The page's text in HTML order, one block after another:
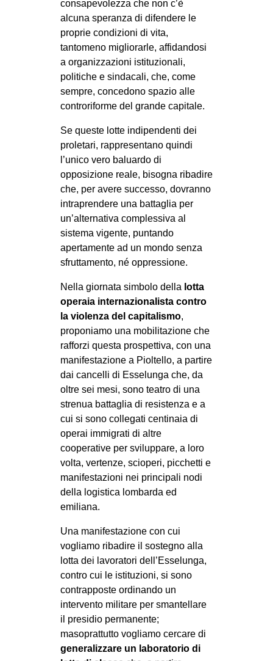
consapevolezza che non c’è
alcuna speranza di difendere le
proprie condizioni di vita,
tantomeno migliorarle, affidandosi
a organizzazioni istituzionali,
politiche e sindacali, che, come
sempre, concedono spazio alle
controriforme del grande capitale.
Se queste lotte indipendenti dei
proletari, rappresentano quindi
l’unico vero baluardo di
opposizione reale, bisogna ribadire
che, per avere successo, dovranno
intraprendere una battaglia per
un’alternativa complessiva al
sistema vigente, puntando
apertamente ad un mondo senza
sfruttamento, né oppressione.
Nella giornata simbolo della lotta
operaia internazionalista contro
la violenza del capitalismo,
proponiamo una mobilitazione che
rafforzi questa prospettiva, con una
manifestazione a Pioltello, a partire
dai cancelli di Esselunga che, da
oltre sei mesi, sono teatro di una
strenua battaglia di resistenza e a
cui si sono collegati centinaia di
operai immigrati di altre
cooperative per sviluppare, a loro
volta, vertenze, scioperi, picchetti e
manifestazioni nei principali nodi
della logistica lombarda ed
emiliana.
Una manifestazione con cui
vogliamo ribadire il sostegno alla
lotta dei lavoratori dell’Esselunga,
contro cui le istituzioni, si sono
contrapposte ordinando un
intervento militare per smantellare
il presidio permanente;
masoprattutto vogliamo cercare di
generalizzare un laboratorio di